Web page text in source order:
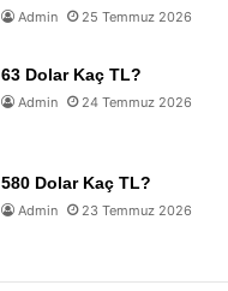
Admin 25 Temmuz 2026
63 Dolar Kaç TL?
Admin 24 Temmuz 2026
580 Dolar Kaç TL?
Admin 23 Temmuz 2026